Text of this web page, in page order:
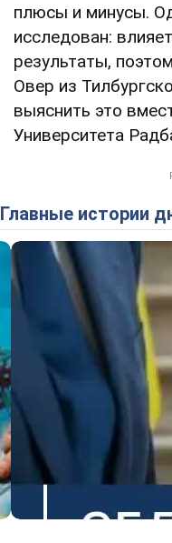
плюсы и минусы.
исследован:
результаты,
Овер из
выяснить это
Университета
Главные истории